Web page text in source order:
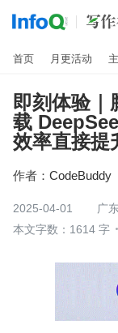
首页 月更活动
即刻体验｜
载
效率直接提
作者： CodeBuddy
2025-04-01
广
本文字数：1614 字